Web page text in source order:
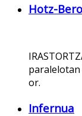
Hotz-
paralelotan
or.
Infernua